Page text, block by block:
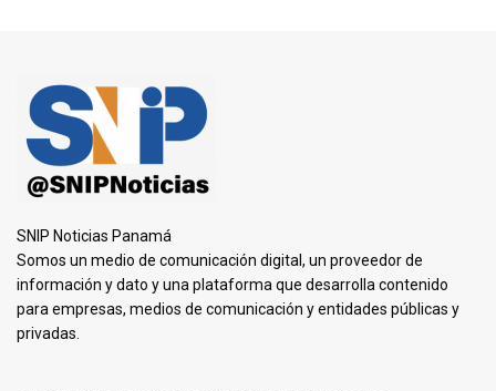
SNIP Noticias Panamá
Somos un medio de comunicación digital, un proveedor de
información y dato y una plataforma que desarrolla contenido
para empresas, medios de comunicación y entidades públicas y
privadas.